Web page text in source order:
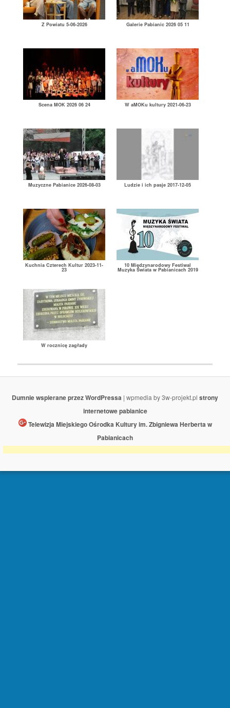
Z Powiatu 5-06-2026 Galerie Pabianic 2026 05 11
Scena MOK 2026 06 24 W aMOKu kultury 2021-06-23
Muzyczne Pabianice 2026-08-03 Ludzie i ich pasje 2017-12-05
Kuchnia Czterech Kultur 2023-11-
23
10 Międzynarodowy Festiwal
Muzyka Świata w Pabianicach 2019
W rocznicę zagłady
Dumnie wspierane przez WordPressa | wpmedia by 3w-projekt.pl strony
internetowe pabianice
Telewizja Miejskiego Ośrodka Kultury im. Zbigniewa Herberta w
Pabianicach